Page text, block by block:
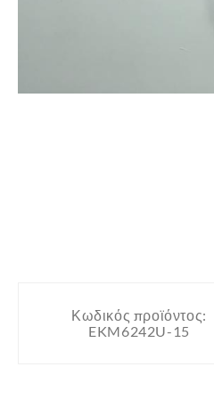
Κωδικός προϊόντος:
EKM6242U-15